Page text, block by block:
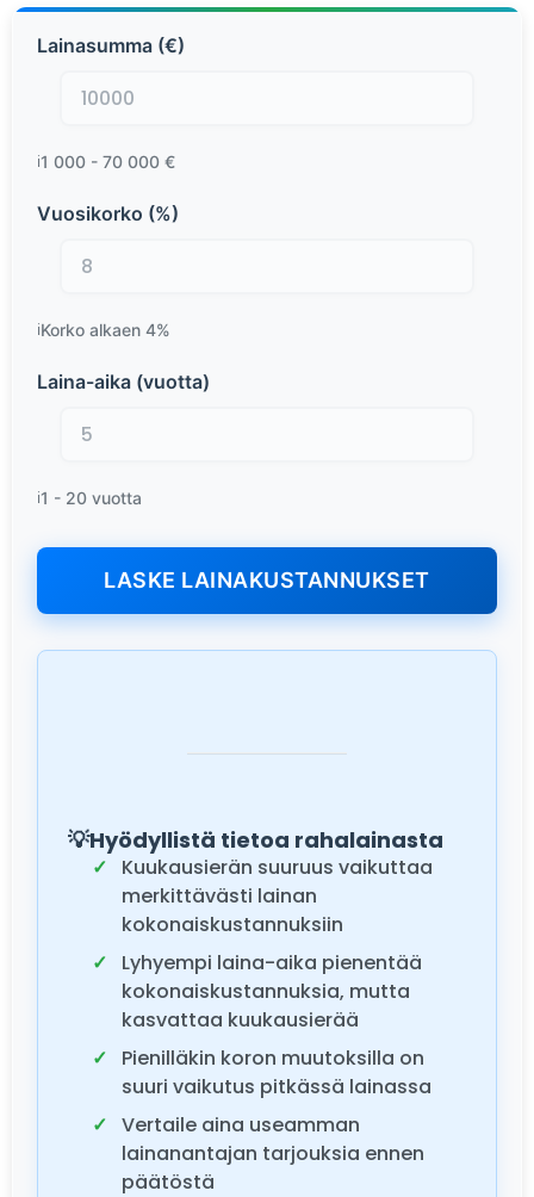
Lainasumma (€)
1 000 - 70 000 €
Vuosikorko (%)
Korko alkaen 4%
Laina-aika (vuotta)
1 - 20 vuotta
LASKE LAINAKUSTANNUKSET
Hyödyllistä tietoa rahalainasta
Kuukausierän suuruus vaikuttaa
merkittävästi lainan
kokonaiskustannuksiin
Lyhyempi laina-aika pienentää
kokonaiskustannuksia, mutta
kasvattaa kuukausierää
Pienilläkin koron muutoksilla on
suuri vaikutus pitkässä lainassa
Vertaile aina useamman
lainanantajan tarjouksia ennen
päätöstä